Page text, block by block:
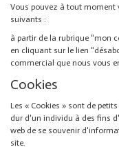
Vous pouvez à tout moment
suivants :
à partir de la rubrique "mon
en cliquant sur le lien
commercial que nous vous
Cookies
Les « Cookies » sont de
dur d'un individu à des fins
web de se souvenir
site.